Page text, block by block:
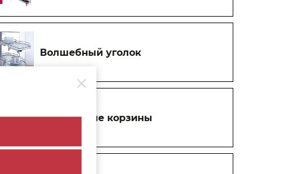
Волшебный уголок
Выдвижные корзины